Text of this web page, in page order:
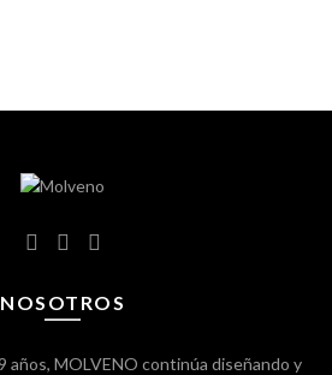
NOSOTROS
años, MOLVENO continúa diseñando y